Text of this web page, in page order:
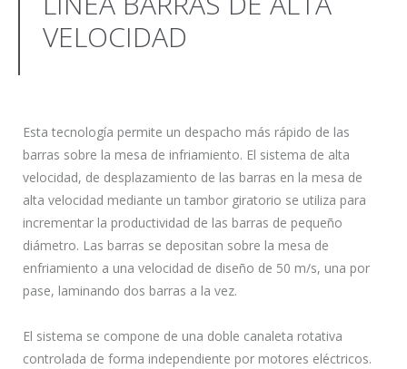
VELOCIDAD
Esta tecnología permite un despacho más rápido de las
barras sobre la mesa de infriamiento. El sistema de alta
velocidad, de desplazamiento de las barras en la mesa de
alta velocidad mediante un tambor giratorio se utiliza para
incrementar la productividad de las barras de pequeño
diámetro. Las barras se depositan sobre la mesa de
enfriamiento a una velocidad de diseño de 50 m/s, una por
pase, laminando dos barras a la vez.
El sistema se compone de una doble canaleta rotativa
controlada de forma independiente por motores eléctricos.